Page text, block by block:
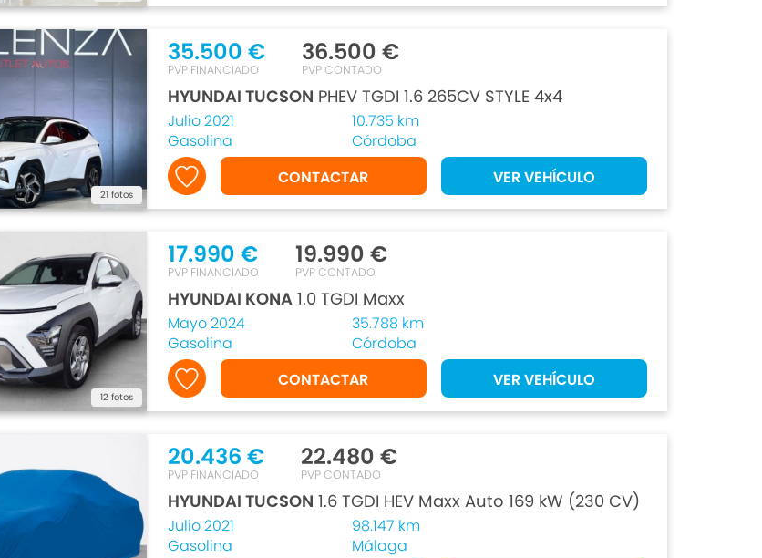
21 fotos
35.500 €
PVP FINANCIADO
36.500 €
PVP CONTADO
HYUNDAI TUCSON PHEV TGDI 1.6 265CV STYLE 4x4
Julio 2021
Gasolina
10.735 km
Córdoba
CONTACTAR
VER VEHÍCULO
12 fotos
17.990 €
PVP FINANCIADO
19.990 €
PVP CONTADO
HYUNDAI KONA1.0 TGDI Maxx
Mayo 2024
Gasolina
35.788 km
Córdoba
CONTACTAR
VER VEHÍCULO
20.436 €
PVP FINANCIADO
22.480 €
PVP CONTADO
HYUNDAI TUCSON 1.6 TGDI HEV Maxx Auto 169 kW (230 CV)
Julio 2021
Gasolina
98.147 km
Málaga